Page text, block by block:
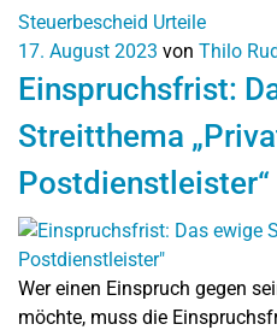
Steuerbescheid Urteile
17. August 2023 von Thilo
Einspruchsfrist:
Streitthema
Postdienstleister“
Wer einen Einspruch gegen
möchte, muss die